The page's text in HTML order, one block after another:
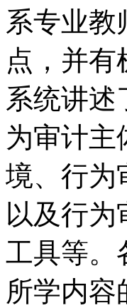
系专业教
点，并
系统讲述
为审计主
境、行为
以及行为
工具等。
所学内容